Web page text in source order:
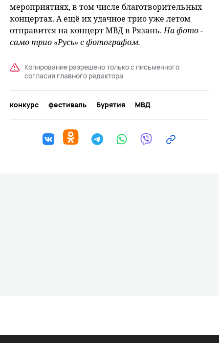
мероприятиях, в том числе благотворительных
концертах. А ещё их удачное трио уже летом
отправится на концерт МВД в Рязань.На фото -
само трио «Русь» с фотографом.
Копирование разрешено только с письменного
согласия главного редактора
конкурс фестиваль Бурятия МВД